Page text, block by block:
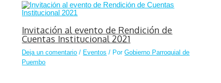
Invitación al evento de Rendición de
Cuentas Institucional 2021
Deja un comentario / Eventos / PorGobierno Parroquial de
Puembo